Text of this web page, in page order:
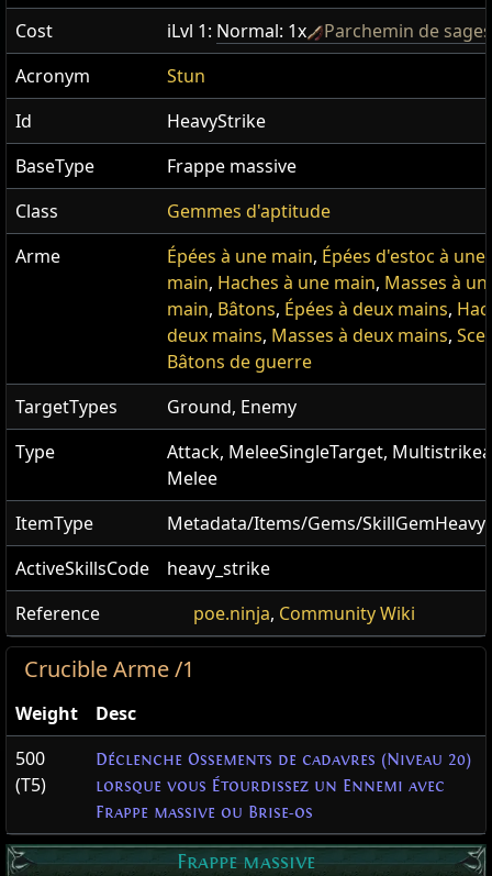
Cost
iLvl 1: Normal: 1x
Parchemin de
Acronym
Stun
Id
HeavyStrike
BaseType
Frappe massive
Class
Gemmes d'aptitude
Arme
Épées à une main, Épées d'estoc à une
main, Haches à une main, Masses à
main, Bâtons, Épées à deux mains,
deux mains, Masses à deux mains,
Bâtons de guerre
TargetTypes
Ground, Enemy
Type
Attack, MeleeSingleTarget,
Melee
ItemType
Metadata/Items/Gems/
ActiveSkillsCode
heavy_strike
Reference
poe.ninja, Community Wiki
Crucible Arme /1
Weight
Desc
500
(T5)
Déclenche Ossements de cadavres (Niveau 20)
lorsque vous Étourdissez un Ennemi avec
Frappe massive ou Brise-os
Frappe massive